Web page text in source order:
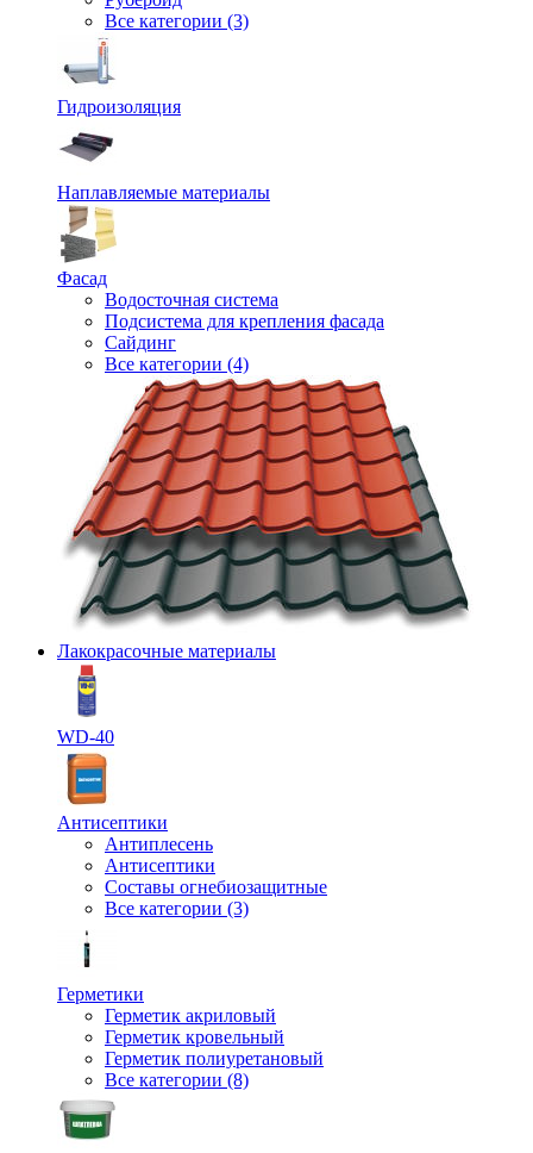
Все категории (3)
Гидроизоляция
Наплавляемые материалы
Фасад
Водосточная система
Подсистема для крепления фасада
Сайдинг
Все категории (4)
Лакокрасочные материалы
WD-40
Антисептики
Антиплесень
Антисептики
Составы огнебиозащитные
Все категории (3)
Герметики
Герметик акриловый
Герметик кровельный
Герметик полиуретановый
Все категории (8)